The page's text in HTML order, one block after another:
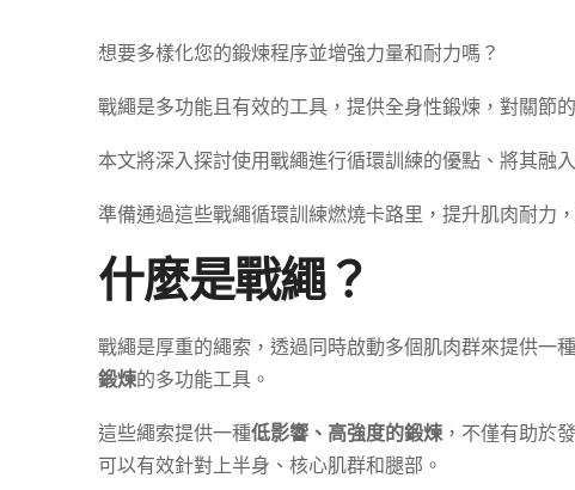
想要多樣化您的鍛煉程序並增強力量和耐力嗎？
戰繩是多功能且有效的工具，提供全身性鍛煉，對關節
本文將深入探討使用戰繩進行循環訓練的優點、將其融
準備通過這些戰繩循環訓練燃燒卡路里，提升肌肉耐力
什麼是戰繩？
戰繩是厚重的繩索，透過同時啟動多個肌肉群來提供一
鍛煉的多功能工具。
這些繩索提供一種低影響、高強度的鍛煉 ，不僅有助於
可以有效針對上半身、核心肌群和腿部。